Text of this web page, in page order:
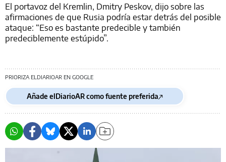
El portavoz del Kremlin, Dmitry Peskov, dijo sobre las
afirmaciones de que Rusia podría estar detrás del posible
ataque: “Eso es bastante predecible y también
predeciblemente estúpido”.
PRIORIZA ELDIARIOAR EN GOOGLE
Añade elDiarioAR como fuente preferida